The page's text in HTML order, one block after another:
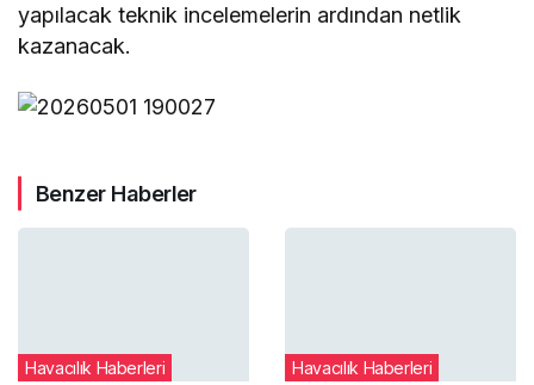
yapılacak teknik incelemelerin ardından netlik
kazanacak.
Benzer Haberler
Havacılık Haberleri Havacılık Haberleri